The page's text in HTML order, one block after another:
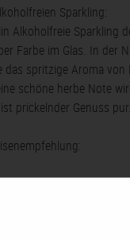
Sparkling:
Alkoholfreie Sparkling
Farbe im Glas. In der
das spritzige Aroma
schöne herbe Note
prickelnder Genuss pur.